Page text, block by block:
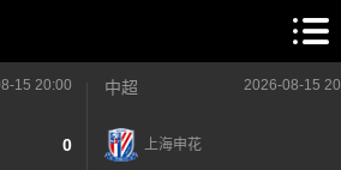
15 20:00
0
中超 2026-08-15
上海申花